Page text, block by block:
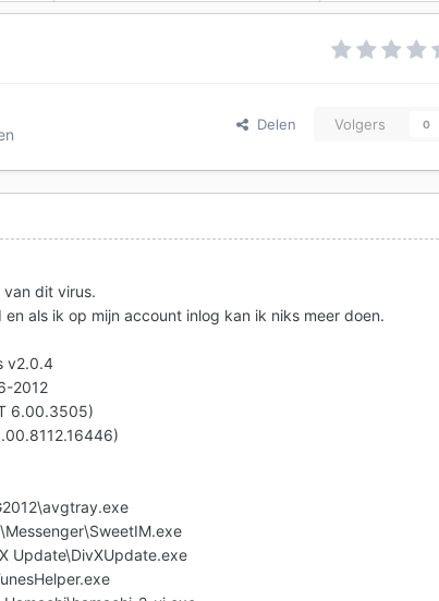
Delen Volgers 0
dit virus.
als ik op mijn account inlog kan ik niks meer doen.
v2.0.4
2012
6.00.3505)
Update\DivXUpdate.exe